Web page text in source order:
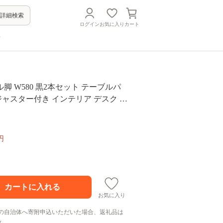
詳細検索
ログインお気に入り カート
脚 W580 黒2本セット テーブルパ
スター付き インテリア デスク 机
お気に入り
自治体へ寄附申込いただいた場合、返礼品は